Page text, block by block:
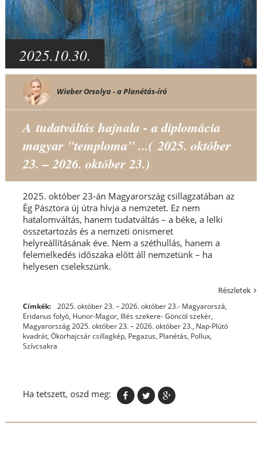
2025.10.30.
Wieber Orsolya - a Planétás-író
A tudatváltás hajnala - a diplomácia
magyar "temploma" ...( 2025. október
23. – 2026. október 23.)
2025. október 23-án Magyarország csillagzatában az
Ég Pásztora új útra hívja a nemzetet. Ez nem
hatalomváltás, hanem tudatváltás – a béke, a lelki
összetartozás és a nemzeti önismeret
helyreállításának éve. Nem a széthullás, hanem a
felemelkedés időszaka előtt áll nemzetünk – ha
helyesen cselekszünk.
Részletek
Címkék: 2025. október 23. – 2026. október 23.- Magyarorszá,
Eridanus folyó, Hunor-Magor, Illés szekere- Göncöl szekér,
Magyarország 2025. október 23. – 2026. október 23., Nap-Plútó
kvadrát, Ökörhajcsár csillagkép, Pegazus, Planétás, Pollux,
Szívcsakra
Ha tetszett, oszd meg: